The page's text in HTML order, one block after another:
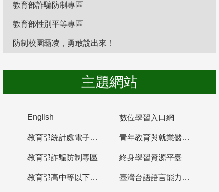
教育部詐騙防制專區
教育部性別平等專區
防制校園霸凌，勇敢說出來！
主題網站
English 數位學習入口網
教育部統計處電子書櫃 青年教育與就業儲蓄帳戶
教育部詐騙防制專區 終身學習資源平臺
教育部高中等以下學校及幼兒園教師資格檢定考試 臺灣台語語言能力認證網站